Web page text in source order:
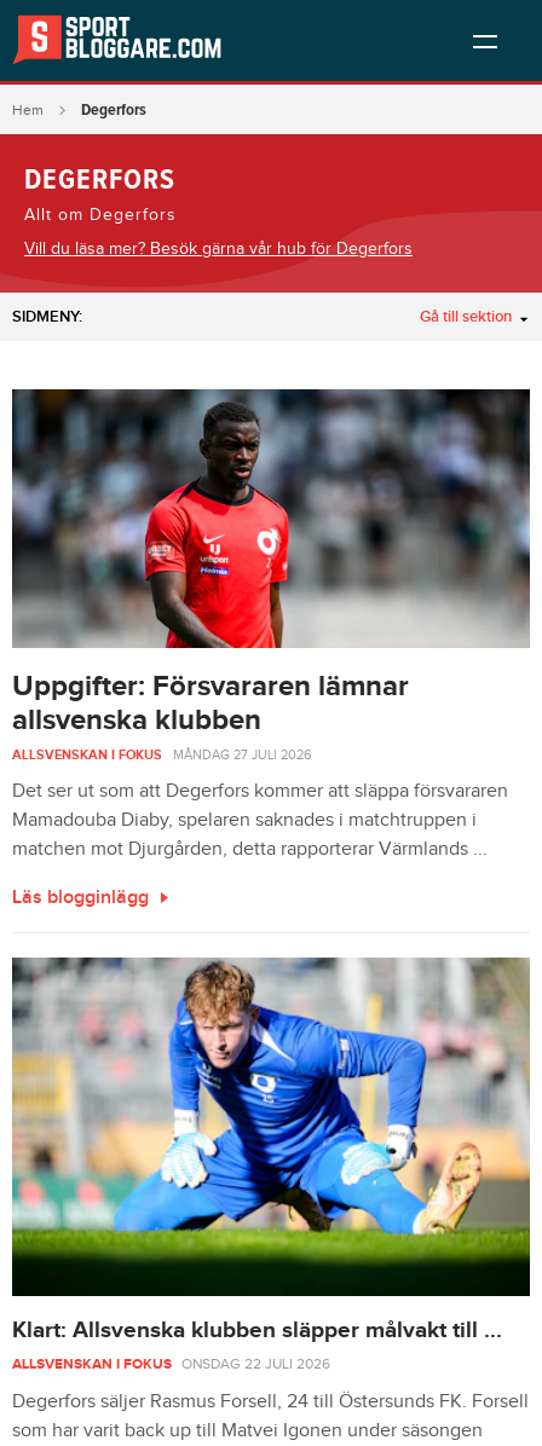
Hem Degerfors
DEGERFORS
Allt om Degerfors
Vill du läsa mer? Besök gärna vår hub för Degerfors
SIDMENY: Gå till sektion
Uppgifter: Försvararen lämnar
allsvenska klubben
ALLSVENSKAN I FOKUS MÅNDAG 27 JULI 2026
Det ser ut som att Degerfors kommer att släppa försvararen
Mamadouba Diaby, spelaren saknades i matchtruppen i
matchen mot Djurgården, detta rapporterar Värmlands ...
Läs blogginlägg
Klart: Allsvenska klubben släpper målvakt till ...
ALLSVENSKAN I FOKUS ONSDAG 22 JULI 2026
Degerfors säljer Rasmus Forsell, 24 till Östersunds FK. Forsell
som har varit back up till Matvei Igonen under säsongen